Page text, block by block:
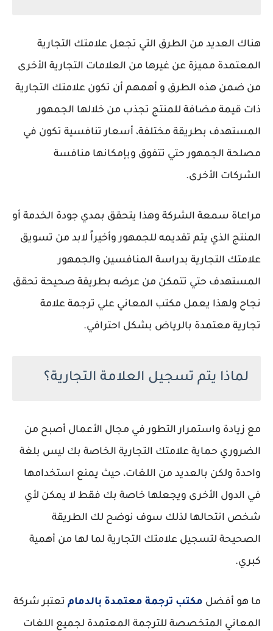
هناك العديد من الطرق التي تجعل علامتك التجارية
المعتمدة مميزة عن غيرها من العلامات التجارية الأخرى
من ضمن هذه الطرق و أهمهم أن تكون علامتك التجارية
ذات قيمة مضافة للمنتج تجذب من خلالها الجمهور
المستهدف بطريقة مختلفة، أسعار تنافسية تكون في
مصلحة الجمهور حتي تتفوق وبإمكانها منافسة
الشركات الأخرى.
مراعاة سمعة الشركة وهذا يتحقق بمدي جودة الخدمة أو
المنتج الذي يتم تقديمه للجمهور وأخيراً لابد من تسويق
علامتك التجارية بدراسة المنافسين والجمهور
المستهدف حتي تتمكن من عرضه بطريقة صحيحة تحقق
نجاح ولهذا يعمل مكتب المعاني علي ترجمة علامة
تجارية معتمدة بالرياض بشكل احترافي.
لماذا يتم تسجيل العلامة التجارية؟
مع زيادة واستمرار التطور في مجال الأعمال أصبح من
الضروري حماية علامتك التجارية الخاصة بك ليس بلغة
واحدة ولكن بالعديد من اللغات، حيث يمنع استخدامها
في الدول الأخرى ويجعلها خاصة بك فقط لا يمكن لأي
شخص انتحالها لذلك سوف نوضح لك الطريقة
الصحيحة لتسجيل علامتك التجارية لما لها من أهمية
كبري.
ما هو أفضل مكتب ترجمة معتمدة بالدمام تعتبر شركة
المعاني المتخصصة للترجمة المعتمدة لجميع اللغات